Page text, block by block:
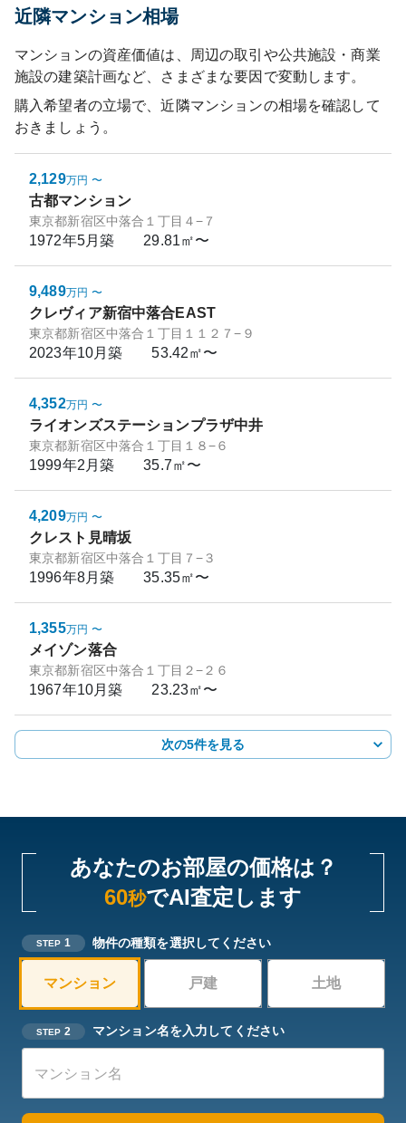
近隣マンション相場
マンションの資産価値は、周辺の取引や公共施設・商業
施設の建築計画など、さまざまな要因で変動します。
購入希望者の立場で、近隣マンションの相場を確認して
おきましょう。
2,129万円 〜
古都マンション
東京都新宿区中落合１丁目４−７
1972年5月築 29.81㎡〜
9,489万円 〜
クレヴィア新宿中落合EAST
東京都新宿区中落合１丁目１１２７−９
2023年10月築 53.42㎡〜
4,352万円 〜
ライオンズステーションプラザ中井
東京都新宿区中落合１丁目１８−６
1999年2月築 35.7㎡〜
4,209万円 〜
クレスト見晴坂
東京都新宿区中落合１丁目７−３
1996年8月築 35.35㎡〜
1,355万円 〜
メイゾン落合
東京都新宿区中落合１丁目２−２６
1967年10月築 23.23㎡〜
次の5件を見る
あなたのお部屋の価格は？
60秒でAI査定します
STEP 1 物件の種類を選択してください
マンション 戸建 土地
STEP 2 マンション名を入力してください